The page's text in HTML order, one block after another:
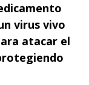
virus vivo
atacar el